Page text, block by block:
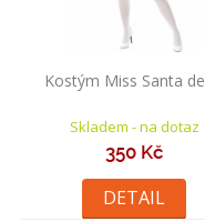
Kostým Miss Santa
Skladem - na dotaz
350 Kč
DETAIL